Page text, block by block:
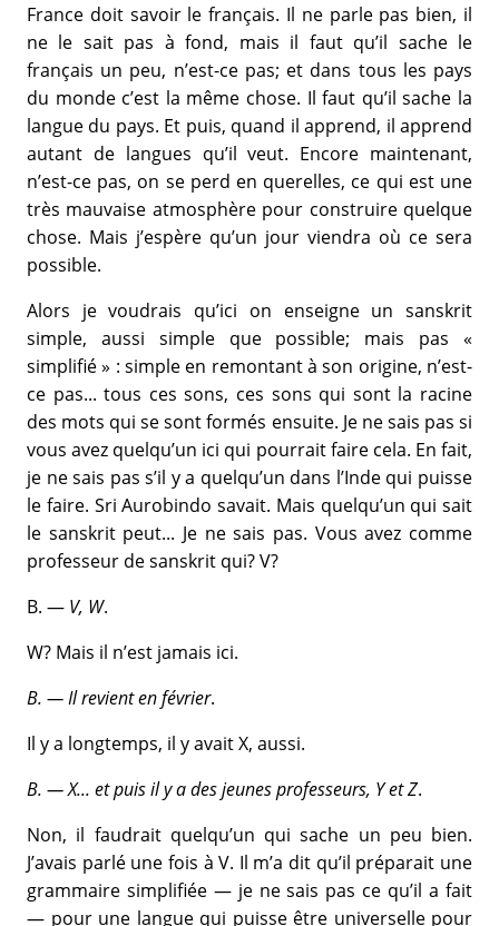
France doit savoir le français. Il ne parle pas bien, il
ne le sait pas à fond, mais il faut qu’il sache le
français un peu, n’est-ce pas; et dans tous les pays
du monde c’est la même chose. Il faut qu’il sache la
langue du pays. Et puis, quand il apprend, il apprend
autant de langues qu’il veut. Encore maintenant,
n’est-ce pas, on se perd en querelles, ce qui est une
très mauvaise atmosphère pour construire quelque
chose. Mais j’espère qu’un jour viendra où ce sera
possible.
Alors je voudrais qu’ici on enseigne un sanskrit
simple, aussi simple que possible; mais pas «
simplifié » : simple en remontant à son origine, n’est-
ce pas... tous ces sons, ces sons qui sont la racine
des mots qui se sont formés ensuite. Je ne sais pas si
vous avez quelqu’un ici qui pourrait faire cela. En fait,
je ne sais pas s’il y a quelqu’un dans l’Inde qui puisse
le faire. Sri Aurobindo savait. Mais quelqu’un qui sait
le sanskrit peut... Je ne sais pas. Vous avez comme
professeur de sanskrit qui? V?
B. — V, W.
W? Mais il n’est jamais ici.
B. — Il revient en février.
Il y a longtemps, il y avait X, aussi.
B. — X... et puis il y a des jeunes professeurs, Y et Z.
Non, il faudrait quelqu’un qui sache un peu bien.
J’avais parlé une fois à V. Il m’a dit qu’il préparait une
grammaire simplifiée — je ne sais pas ce qu’il a fait
— pour une langue qui puisse être universelle pour